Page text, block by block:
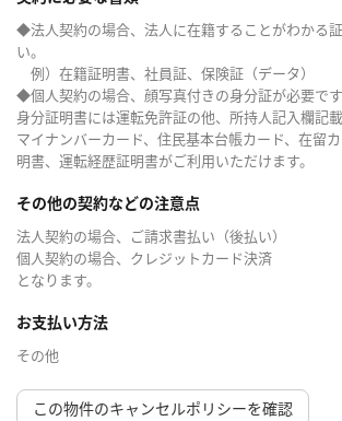
◆法人契約の場合、法人に在籍することがわかる
い。
例）在籍証明書、社員証、保険証（データ）
◆個人契約の場合、顔写真付きの身分証が必要です
身分証明書には運転免許証の他、所持人記入欄記
マイナンバーカード、住民基本台帳カード、在留
明書、運転経歴証明書がご利用いただけます。
その他の契約などの注意点
法人契約の場合、ご請求書払い（後払い）
個人契約の場合、クレジットカード決済
となります。
お支払い方法
その他
この物件のキャンセルポリシーを確認